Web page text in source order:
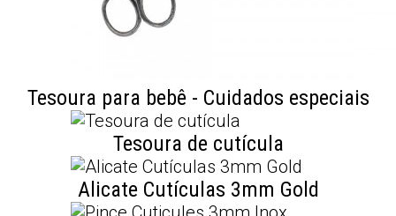
Tesoura para bebê - Cuidados especiais
Tesoura de cutícula
Alicate Cutículas 3mm Gold